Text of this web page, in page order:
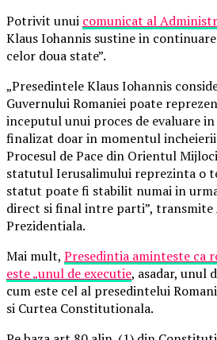
Potrivit unui comunicat al
Klaus Iohannis sustine in
celor doua state”.
„Presedintele Klaus Iohannis
Guvernului Romaniei poate
inceputul unui proces de evaluare
finalizat doar in momentul
Procesul de Pace din Orientul
statutul Ierusalimului reprezinta o
statut poate fi stabilit numai in
direct si final intre parti”,
Prezidentiala.
Mai mult, Presedintia aminteste
este „unul de executie, asadar, unul
cum este cel al presedintelui
si Curtea Constitutionala.